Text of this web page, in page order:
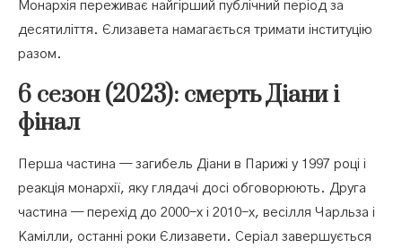
Монархія переживає найгірший публічний період за
десятиліття. Єлизавета намагається тримати інституцію
разом.
6 сезон (2023): смерть Діани і
фінал
Перша частина — загибель Діани в Парижі у 1997 році і
реакція монархії, яку глядачі досі обговорюють. Друга
частина — перехід до 2000-х і 2010-х, весілля Чарльза і
Камілли, останні роки Єлизавети. Серіал завершується